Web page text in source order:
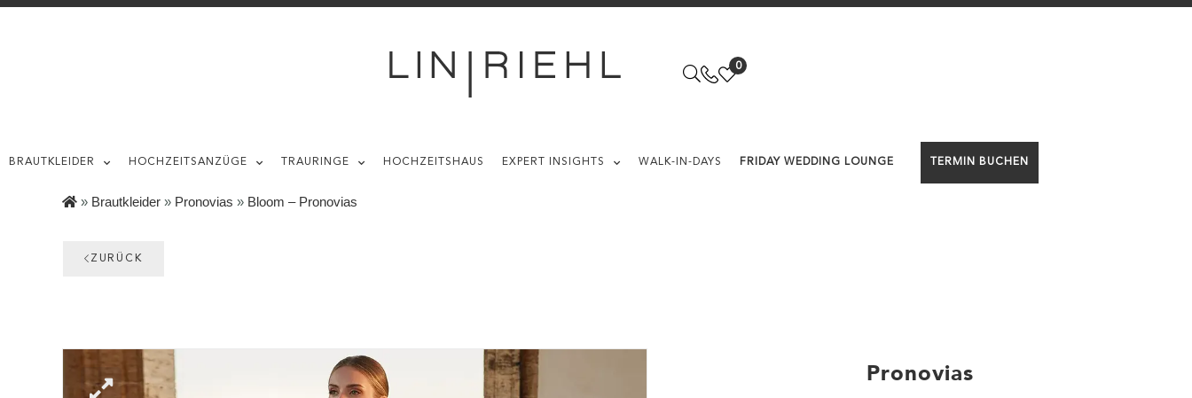
0
BRAUTKLEIDER HOCHZEITSANZÜGE TRAURINGE HOCHZEITSHAUS EXPERT INSIGHTS WALK-IN-DAYS FRIDAY WEDDING LOUNGE TERMIN BUCHEN
» Brautkleider » Pronovias » Bloom – Pronovias
ZURÜCK
Pronovias